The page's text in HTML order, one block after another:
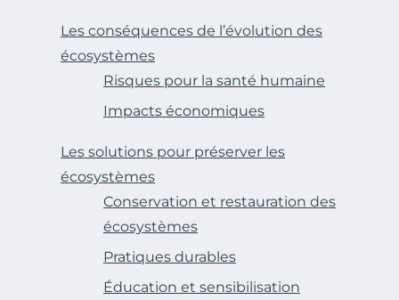
Les conséquences de l’évolution des
écosystèmes
Risques pour la santé humaine
Impacts économiques
Les solutions pour préserver les
écosystèmes
Conservation et restauration des
écosystèmes
Pratiques durables
Éducation et sensibilisation